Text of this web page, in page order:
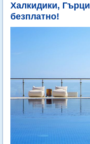
Халкидики,
безплатно!